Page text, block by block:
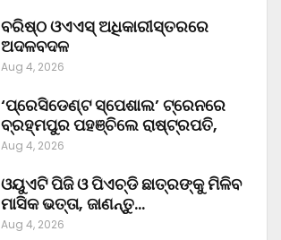
ବରିଷ୍ଠ ଓଏଏସ୍‌ ଅଧିକାରୀସ୍ତରରେ
ଅଦଳବଦଳ
Aug 4, 2026
‘ପ୍ରେସିଡେଣ୍ଟ ସ୍ପେଶାଲ’ ଟ୍ରେନରେ
ବ୍ରହ୍ମପୁର ପହଞ୍ଚିଲେ ରାଷ୍ଟ୍ରପତି,
Aug 4, 2026
ଓୟୁଏଟି ପିଜି ଓ ପିଏଚ୍‌ଡି ଛାତ୍ରଙ୍କୁ ମିଳିବ
ମାସିକ ଭତ୍ତା, ଜାଣନ୍ତୁ…
Aug 4, 2026